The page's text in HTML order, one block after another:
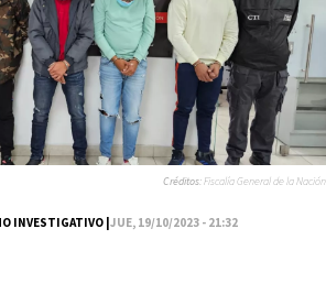
INVESTIGATIVO |JUE, 19/10/2023 - 21:32
Créditos:Fiscalía General de la Nación